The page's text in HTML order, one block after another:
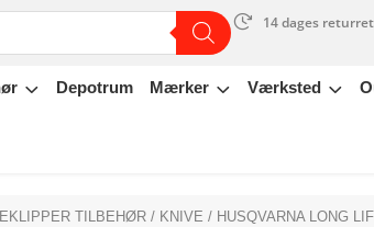
14 dages returret
Depotrum Mærker Værksted
TILBEHØR / KNIVE / HUSQVARNA LONG